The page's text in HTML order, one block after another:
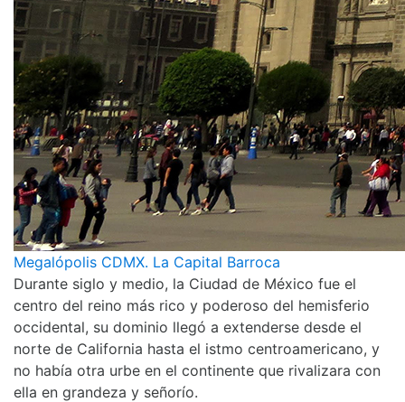
Megalópolis CDMX. La Capital Barroca
Durante siglo y medio, la Ciudad de México fue el
centro del reino más rico y poderoso del hemisferio
occidental, su dominio llegó a extenderse desde el
norte de California hasta el istmo centroamericano, y
no había otra urbe en el continente que rivalizara con
ella en grandeza y señorío.